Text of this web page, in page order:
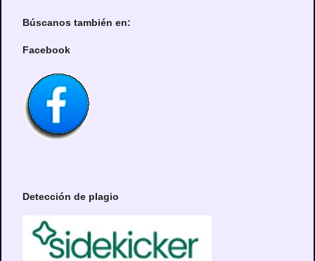
Búscanos también en:
Facebook
Detección de plagio